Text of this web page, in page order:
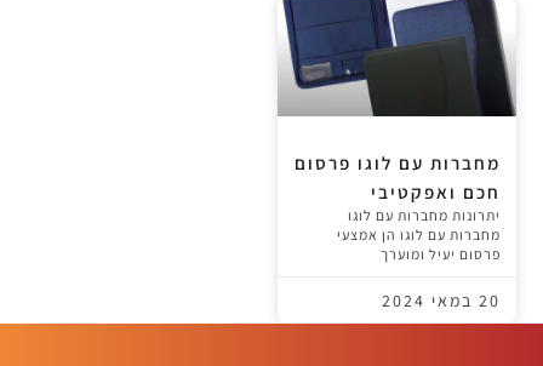
מחברות עם לוגו פרסום
חכם ואפקטיבי
יתרונות מחברות עם לוגו
מחברות עם לוגו הן אמצעי
פרסום יעיל ומוערך
20 במאי 2024